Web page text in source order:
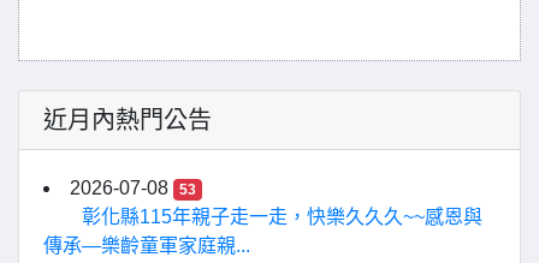
近月內熱門公告
2026-07-08 53
彰化縣115年親子走一走，快樂久久久~~感恩與
傳承—樂齡童軍家庭親...